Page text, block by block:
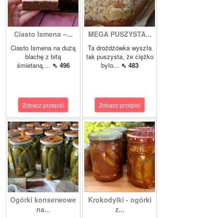
Ciasto Ismena –...
Ciasto Ismena na dużą
blachę z bitą
śmietaną,... ⇖ 496
Zobacz przepis!
MEGA PUSZYSTA...
Ta drożdżówka wyszła
tak puszysta, że ciężko
było... ⇖ 483
Zobacz przepis!
Ogórki konserwowe
na...
Krokodylki - ogórki
z...